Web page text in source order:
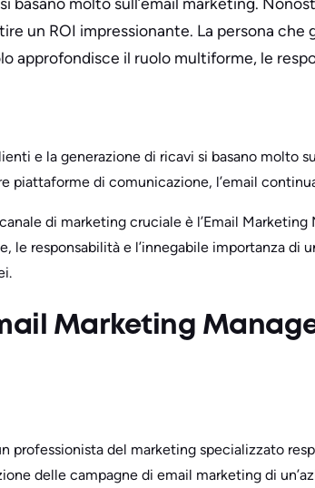
un ROI impressionante. La persona che
approfondisce il ruolo multiforme, le
e la generazione di ricavi si basano molto
piattaforme di comunicazione, l’email
di marketing cruciale è l’Email
le responsabilità e l’innegabile importanza di
Marketing
professionista del marketing specializzato
delle campagne di email marketing di